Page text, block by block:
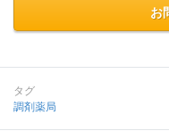
お
タグ
調剤薬局